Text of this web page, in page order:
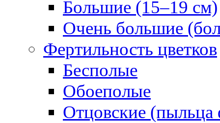
Большие (15–19 см)
Очень большие
Фертильность цветков
Бесполые
Обоеполые
Отцовские (пыльца